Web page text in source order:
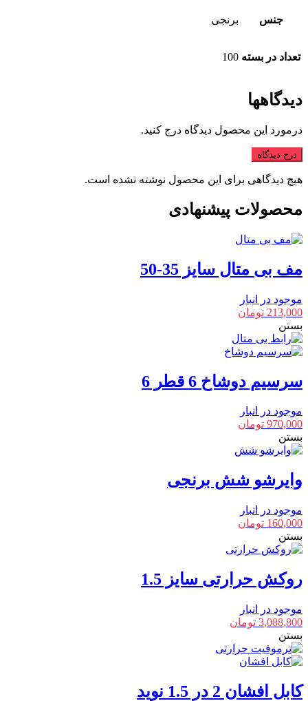
جنس برنجی
تعداد در بسته 100
دیدگاهها
درمورد این محصول دیدگاه درج کنید.
درج دیدگاه
هیچ دیدگاهی برای این محصول نوشته نشده است.
محصولات پیشنهادی
مف بی متال سایز 35-50
موجود در انبار
213,000 تومان
بستن
سرسیم دوشاخ 6 قطر 6
موجود در انبار
970,000 تومان
بستن
وایرشو شش برنجی
موجود در انبار
160,000 تومان
بستن
روکش حرارتی سایز 1.5
موجود در انبار
3,088,800 تومان
بستن
کابل افشان 2 در 1.5 نوید